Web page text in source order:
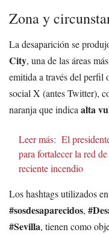
Zona y
La desaparición se
City, una de las áreas
emitida a través del perfil
social X (antes Twitter),
naranja que indica alta
Leer más: El
para fortalecer la red
reciente incendio
Los hashtags utilizados
#sosdesaparecidos,
#Sevilla, tienen como